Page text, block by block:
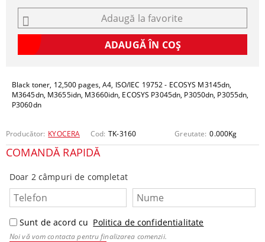
Black toner, 12,500 pages, A4, ISO/IEC 19752 - ECOSYS M3145dn,
M3645dn, M3655idn, M3660idn, ECOSYS P3045dn, P3050dn, P3055dn,
P3060dn
Producător: KYOCERA Cod: TK-3160 Greutate: 0.000Kg
COMANDĂ RAPIDĂ
Doar 2 câmpuri de completat
Sunt de acord cu Politica de confidentialitate
Noi vă vom contacta pentru finalizarea comenzii.
Adaugă la favorite